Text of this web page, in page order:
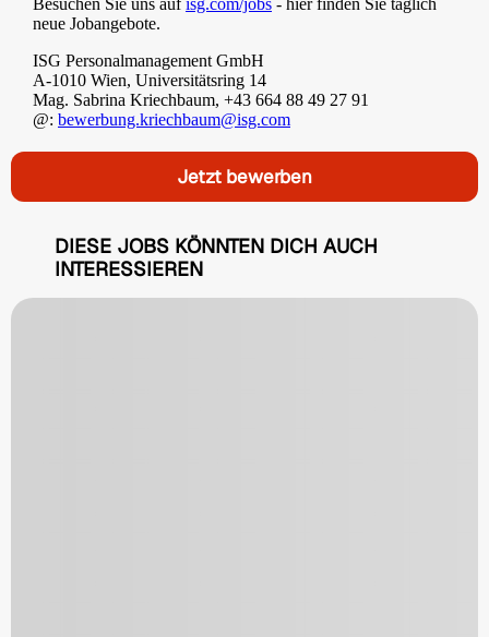
neue Jobangebote.
ISG Personalmanagement GmbH
A-1010 Wien, Universitätsring 14
Mag. Sabrina Kriechbaum, +43 664 88 49 27 91
@: bewerbung.kriechbaum@isg.com
Jetzt bewerben
DIESE JOBS KÖNNTEN DICH AUCH
INTERESSIEREN